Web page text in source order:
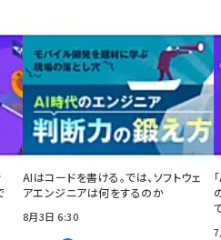
AIはコードを書ける。では、ソフトウェ
アエンジニアは何をするのか
8月3日 6:30